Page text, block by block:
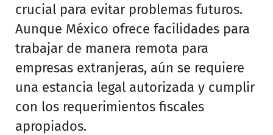
crucial para evitar problemas futuros.
Aunque México ofrece facilidades para
trabajar de manera remota para
empresas extranjeras, aún se requiere
una estancia legal autorizada y cumplir
con los requerimientos fiscales
apropiados.